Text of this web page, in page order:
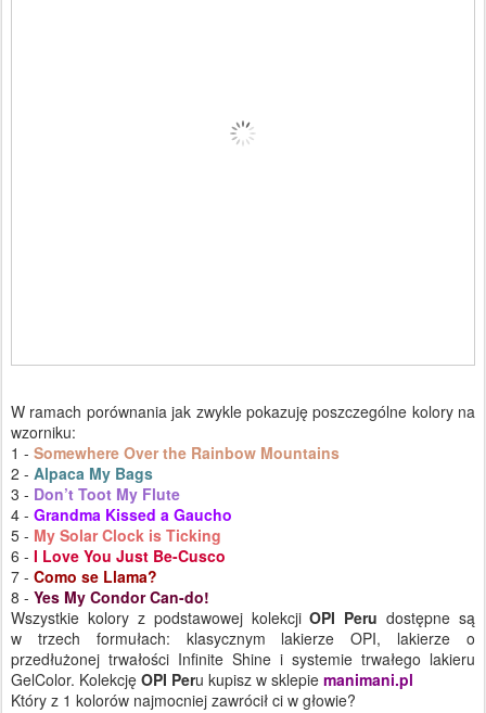
W ramach porównania jak zwykle pokazuję poszczególne kolory na
wzorniku:
1 - Somewhere Over the Rainbow Mountains
2 - Alpaca My Bags
3 - Don’t Toot My Flute
4 - Grandma Kissed a Gaucho
5 - My Solar Clock is Ticking
6 - I Love You Just Be-Cusco
7 - Como se Llama?
8 - Yes My Condor Can-do!
Wszystkie kolory z podstawowej kolekcjiOPI Peru dostępne są
w trzech formułach: klasycznym lakierze OPI, lakierze o
przedłużonej trwałości Infinite Shine i systemie trwałego lakieru
GelColor. Kolekcję OPI Peru kupisz w sklepie manimani.pl
Który z 1 kolorów najmocniej zawrócił ci w głowie?